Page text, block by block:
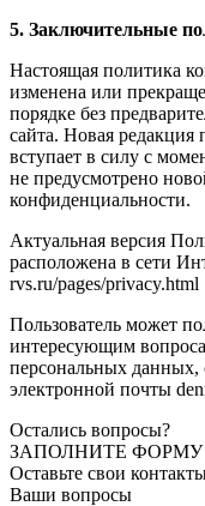
5. Заключительные
Настоящая политика
изменена или
порядке без
сайта. Новая
вступает в силу с
не предусмотрено
конфиденциальности.
Актуальная версия
расположена в сети
rvs.ru/pages/privacy.html
Пользователь может
интересующим
персональных
электронной почты
Остались вопросы?
ЗАПОЛНИТЕ ФОРМУ
Оставьте свои
Ваши вопросы